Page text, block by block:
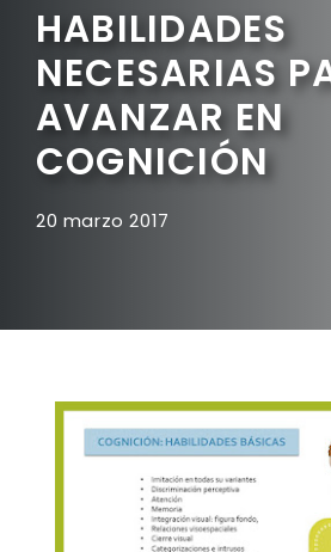
HABILIDADES
NECESARIAS
AVANZAR EN
COGNICIÓN
20 marzo 2017